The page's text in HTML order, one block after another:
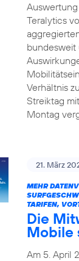
Teralytics
bundesweit
Verhältnis
Streiktag
Montag
21. März
MEHR
TARIFEN,
Die
Mobile
Am 5. April